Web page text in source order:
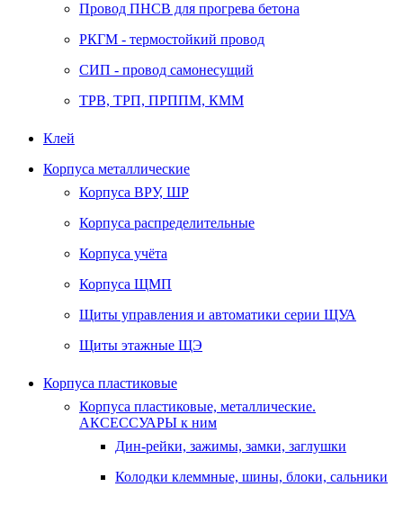
Провод ПНСВ для прогрева бетона
РКГМ - термостойкий провод
СИП - провод самонесущий
ТРВ, ТРП, ПРППМ, КММ
Клей
Корпуса металлические
Корпуса ВРУ, ШР
Корпуса распределительные
Корпуса учёта
Корпуса ЩМП
Щиты управления и автоматики серии ЩУА
Щиты этажные ЩЭ
Корпуса пластиковые
Корпуса пластиковые, металлические.
АКСЕССУАРЫ к ним
Дин-рейки, зажимы, замки, заглушки
Колодки клеммные, шины, блоки, сальники